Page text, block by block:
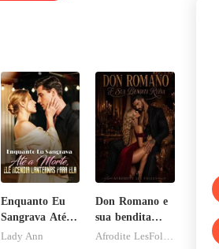
Enquanto Eu
Sangrava Até a
Morte, Ele
Lady Ann
Don Romano e
sua bendita
ruína